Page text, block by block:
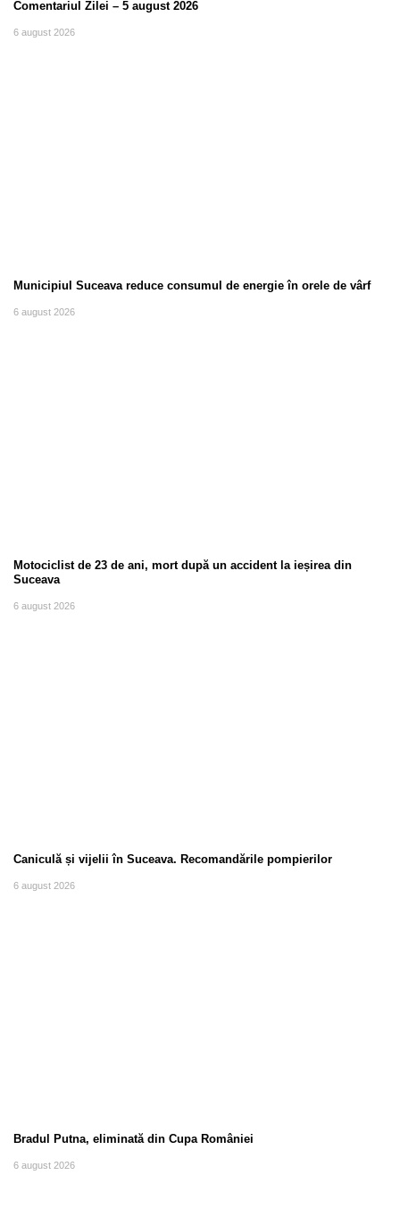
Comentariul Zilei – 5 august 2026
6 august 2026
Municipiul Suceava reduce consumul de energie în orele de vârf
6 august 2026
Motociclist de 23 de ani, mort după un accident la ieșirea din
Suceava
6 august 2026
Caniculă și vijelii în Suceava. Recomandările pompierilor
6 august 2026
Bradul Putna, eliminată din Cupa României
6 august 2026